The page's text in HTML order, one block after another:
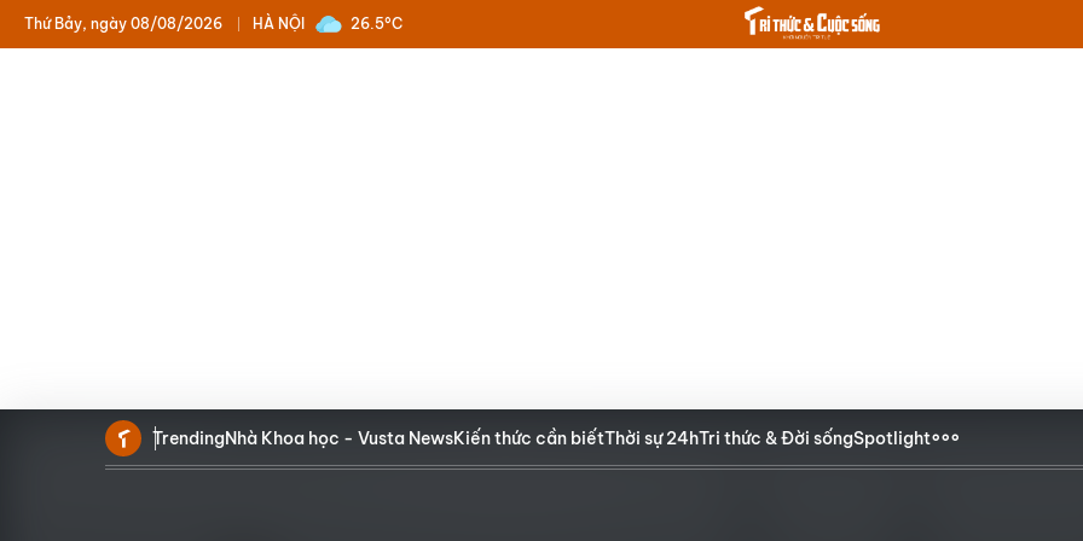
HÀ NỘI
Thứ Bảy, ngày 08/08/2026 26.5°C
TrendingNhà Khoa học - Vusta NewsKiến thức cần biếtThời sự 24hTri thức & Đời sốngSpotlight